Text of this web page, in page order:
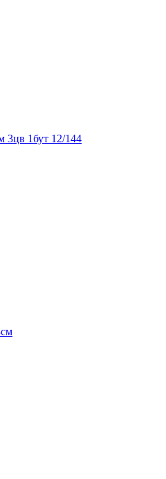
3цв 1бут 12/144